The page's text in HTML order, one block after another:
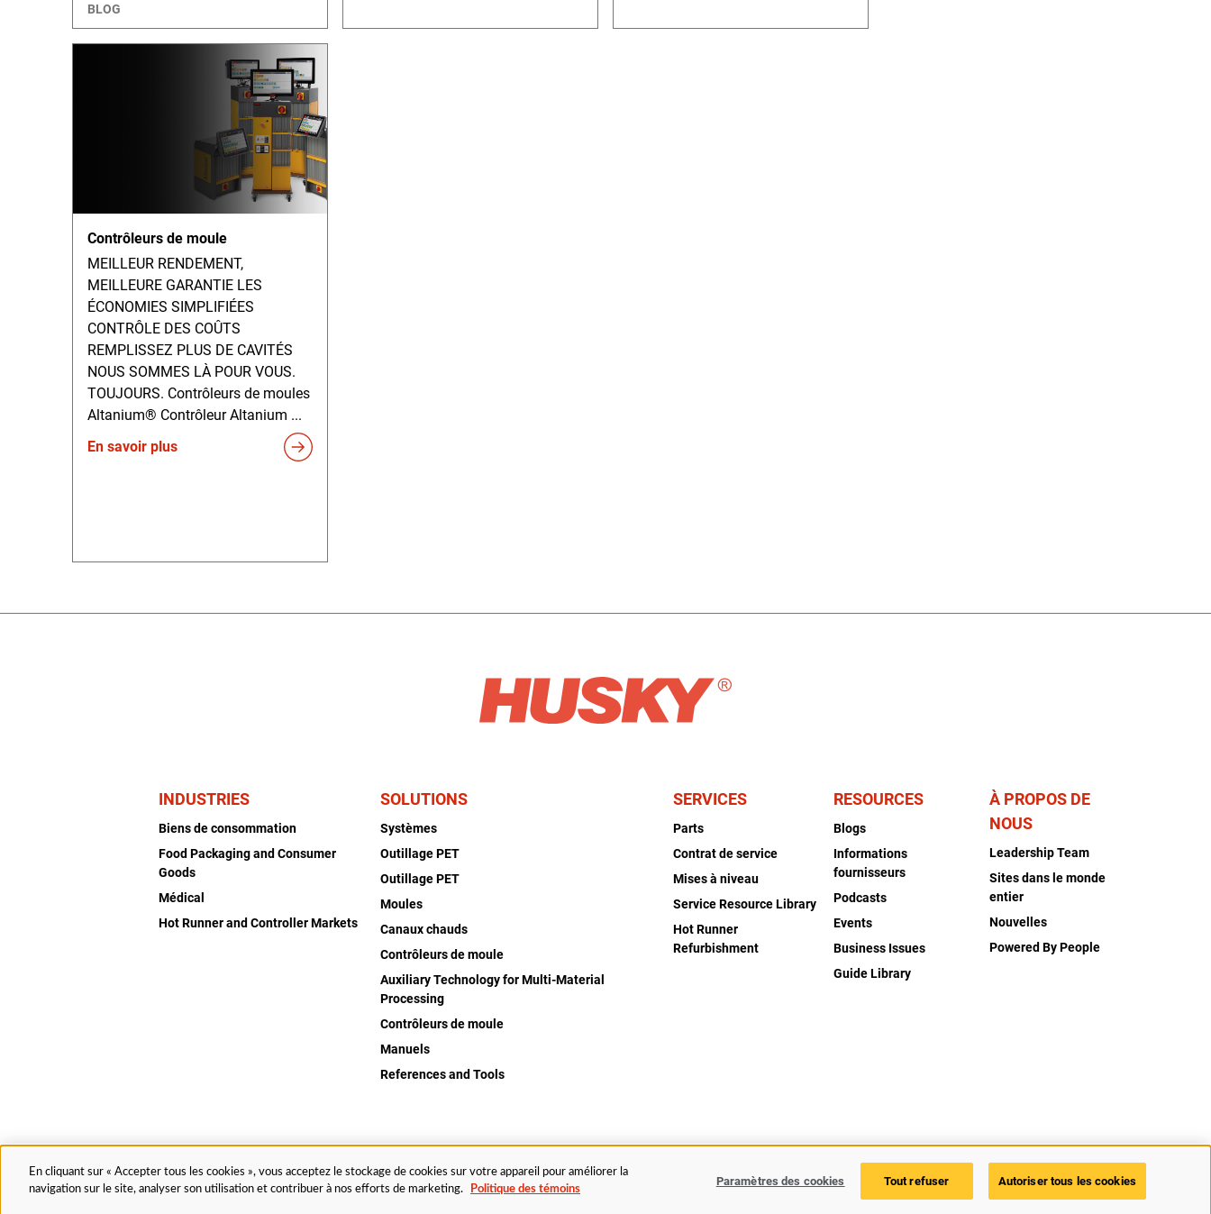
BLOG
Contrôleurs de moule
MEILLEUR RENDEMENT,
MEILLEURE GARANTIE LES
ÉCONOMIES SIMPLIFIÉES
CONTRÔLE DES COÛTS
REMPLISSEZ PLUS DE CAVITÉS
NOUS SOMMES LÀ POUR VOUS.
TOUJOURS. Contrôleurs de moules
Altanium® Contrôleur Altanium ...
En savoir plus
INDUSTRIES
Biens de consommation
Food Packaging and Consumer
Goods
Médical
Hot Runner and Controller Markets
SOLUTIONS
Systèmes
Outillage PET
Outillage PET
Moules
Canaux chauds
Contrôleurs de moule
Auxiliary Technology for Multi-Material
Processing
Contrôleurs de moule
Manuels
References and Tools
SERVICES
Parts
Contrat de service
Mises à niveau
Service Resource Library
Hot Runner
Refurbishment
RESOURCES
Blogs
Informations
fournisseurs
Podcasts
Events
Business Issues
Guide Library
À PROPOS DE
NOUS
Leadership Team
Sites dans le monde
entier
Nouvelles
Powered By People
Politique d’accessibilité Politique des témoins Paramètres des cookies
© 2025 Husky Technologies. Tous droits réservés.
En cliquant sur « Accepter tous les cookies », vous acceptez le stockage de cookies sur votre appareil pour améliorer la
navigation sur le site, analyser son utilisation et contribuer à nos efforts de marketing.
Politique des témoins
Paramètres des cookies Tout refuser Autoriser tous les cookies